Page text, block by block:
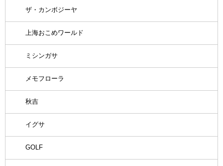
ザ・カンボジーヤ
上海おこめワールド
ミシンガサ
メモフローラ
秋吉
イグサ
GOLF